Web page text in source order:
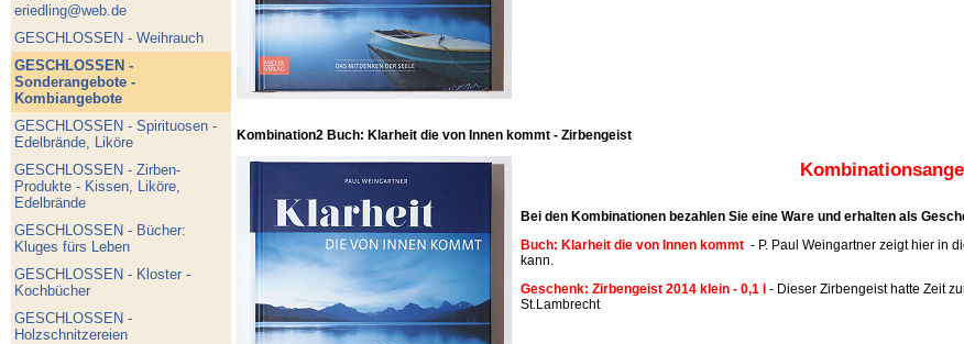
eriedling@web.de
GESCHLOSSEN - Weihrauch
GESCHLOSSEN -
Sonderangebote -
Kombiangebote
GESCHLOSSEN - Spirituosen -
Edelbrände, Liköre
GESCHLOSSEN - Zirben-
Produkte - Kissen, Liköre,
Edelbrände
GESCHLOSSEN - Bücher:
Kluges fürs Leben
GESCHLOSSEN - Kloster -
Kochbücher
GESCHLOSSEN -
Holzschnitzereien
Kombination2 Buch: Klarheit die von Innen kommt - Zirbengeist
Bei den Kombinationen bezahlen Sie eine Ware und erhalten als
Buch: Klarheit die von Innen kommt - P. Paul Weingartner zeigt hier in
kann.
Geschenk: Zirbengeist 2014 klein - 0,1 l - Dieser Zirbengeist hatte Zeit
St.Lambrecht